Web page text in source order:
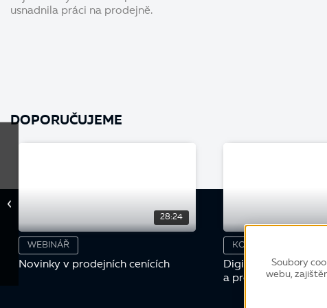
usnadnila práci na prodejně.
DOPORUČUJEME
28:24
WEBINÁŘ
Novinky v prodejních cenících
KONFERENCE
Digitální nákupní
a proces
Soubory
webu,